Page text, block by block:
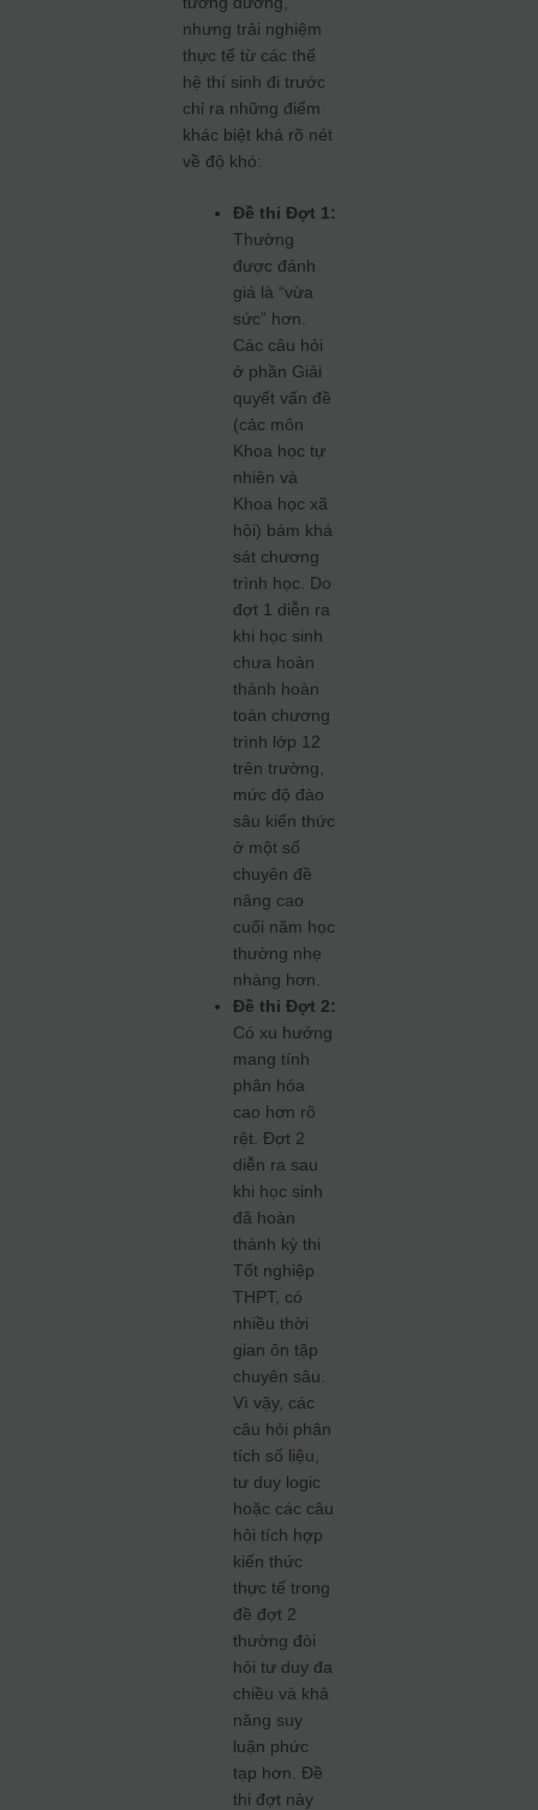
nhưng trải nghiệm
thực tế từ các thế
hệ thí sinh đi trước
chỉ ra những điểm
khác biệt khá rõ nét
về độ khó:
Đề thi Đợt 1:
Thường
được đánh
giá là “vừa
sức” hơn.
Các câu hỏi
ở phần Giải
quyết vấn đề
(các môn
Khoa học tự
nhiên và
Khoa học xã
hội) bám khá
sát chương
trình học. Do
đợt 1 diễn ra
khi học sinh
chưa hoàn
thành hoàn
toàn chương
trình lớp 12
trên trường,
mức độ đào
sâu kiến thức
ở một số
chuyên đề
nâng cao
cuối năm học
thường nhẹ
nhàng hơn.
Đề thi Đợt 2:
Có xu hướng
mang tính
phân hóa
cao hơn rõ
rệt. Đợt 2
diễn ra sau
khi học sinh
đã hoàn
thành kỳ thi
Tốt nghiệp
THPT, có
nhiều thời
gian ôn tập
chuyên sâu.
Vì vậy, các
câu hỏi phân
tích số liệu,
tư duy logic
hoặc các câu
hỏi tích hợp
kiến thức
thực tế trong
đề đợt 2
thường đòi
hỏi tư duy đa
chiều và khả
năng suy
luận phức
tạp hơn. Đề
thi đợt này